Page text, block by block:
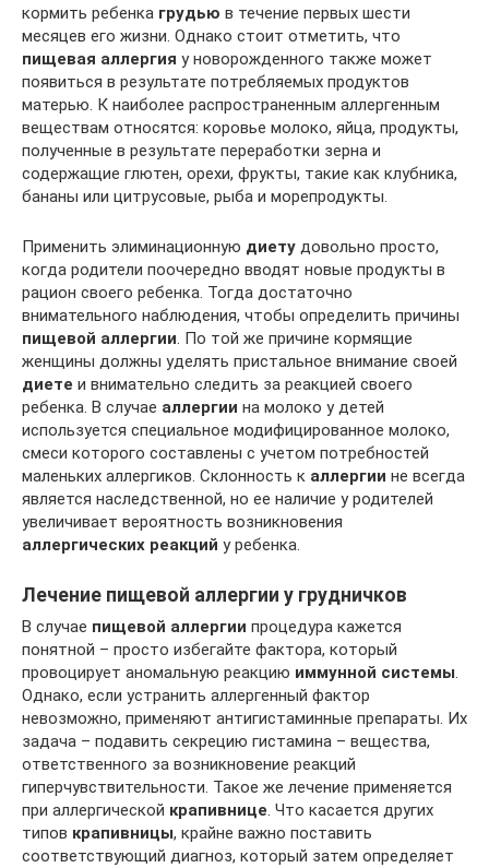
кормить ребенка грудью в течение первых шести
месяцев его жизни. Однако стоит отметить, что
пищевая аллергия у новорожденного также может
появиться в результате потребляемых продуктов
матерью. К наиболее распространенным аллергенным
веществам относятся: коровье молоко, яйца, продукты,
полученные в результате переработки зерна и
содержащие глютен, орехи, фрукты, такие как клубника,
бананы или цитрусовые, рыба и морепродукты.
Применить элиминационную диету довольно просто,
когда родители поочередно вводят новые продукты в
рацион своего ребенка. Тогда достаточно
внимательного наблюдения, чтобы определить причины
пищевой аллергии. По той же причине кормящие
женщины должны уделять пристальное внимание своей
диете и внимательно следить за реакцией своего
ребенка. В случае аллергии на молоко у детей
используется специальное модифицированное молоко,
смеси которого составлены с учетом потребностей
маленьких аллергиков. Склонность к аллергии не всегда
является наследственной, но ее наличие у родителей
увеличивает вероятность возникновения
аллергических реакций у ребенка.
Лечение пищевой аллергии у грудничков
В случае пищевой аллергии процедура кажется
понятной – просто избегайте фактора, который
провоцирует аномальную реакцию иммунной системы.
Однако, если устранить аллергенный фактор
невозможно, применяют антигистаминные препараты. Их
задача – подавить секрецию гистамина – вещества,
ответственного за возникновение реакций
гиперчувствительности. Такое же лечение применяется
при аллергической крапивнице. Что касается других
типов крапивницы, крайне важно поставить
соответствующий диагноз, который затем определяет